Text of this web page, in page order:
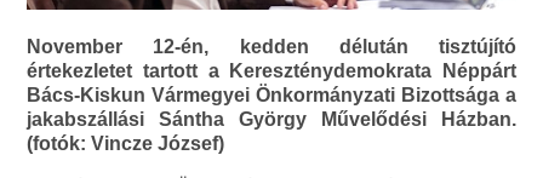
November 12-én, kedden délután tisztújító
értekezletet tartott a Kereszténydemokrata Néppárt
Bács-Kiskun Vármegyei Önkormányzati Bizottsága a
jakabszállási Sántha György Művelődési Házban.
(fotók: Vincze József)